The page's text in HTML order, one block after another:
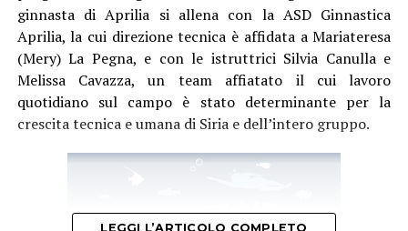
ginnasta di Aprilia si allena con la ASD Ginnastica
Aprilia, la cui direzione tecnica è affidata a Mariateresa
(Mery) La Pegna, e con le istruttrici Silvia Canulla e
Melissa Cavazza, un team affiatato il cui lavoro
quotidiano sul campo è stato determinante per la
crescita tecnica e umana di Siria e dell’intero gruppo.
LEGGI L’ARTICOLO COMPLETO